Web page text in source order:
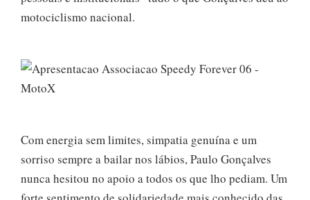
motociclismo nacional.
Com energia sem limites, simpatia genuína e um
sorriso sempre a bailar nos lábios, Paulo Gonçalves
nunca hesitou no apoio a todos os que lho pediam. Um